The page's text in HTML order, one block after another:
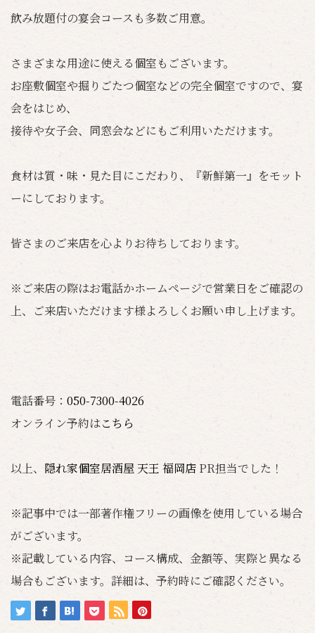
飲み放題付の宴会コースも多数ご用意。
さまざまな用途に使える個室もございます。
お座敷個室や掘りごたつ個室などの完全個室ですので、宴
会をはじめ、
接待や女子会、同窓会などにもご利用いただけます。
食材は質・味・見た目にこだわり、『新鮮第一』をモット
ーにしております。
皆さまのご来店を心よりお待ちしております。
※ご来店の際はお電話かホームページで営業日をご確認の
上、ご来店いただけます様よろしくお願い申し上げます。
電話番号： 050-7300-4026
オンライン予約はこちら
以上、 隠れ家個室居酒屋 天王 福岡店 PR担当でした！
※記事中では一部著作権フリーの画像を使用している場合
がございます。
※記載している内容、コース構成、金額等、実際と異なる
場合もございます。詳細は、予約時にご確認ください。